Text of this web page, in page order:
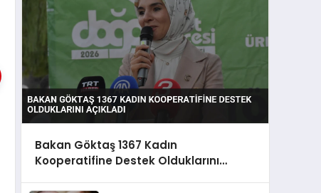
Bakan Göktaş 1367 Kadın
Kooperatifine Destek Olduklarını